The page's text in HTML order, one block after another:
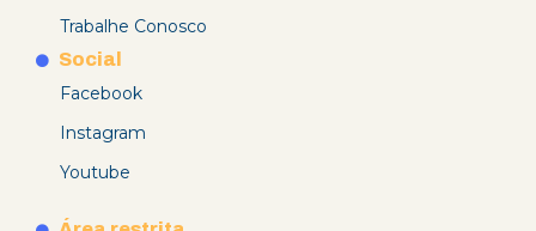
Trabalhe Conosco
Social
Facebook
Instagram
Youtube